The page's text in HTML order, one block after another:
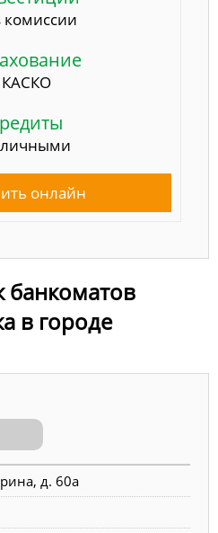
комиссии
КАСКО
онлайн
банкоматов
в городе
д. 60а